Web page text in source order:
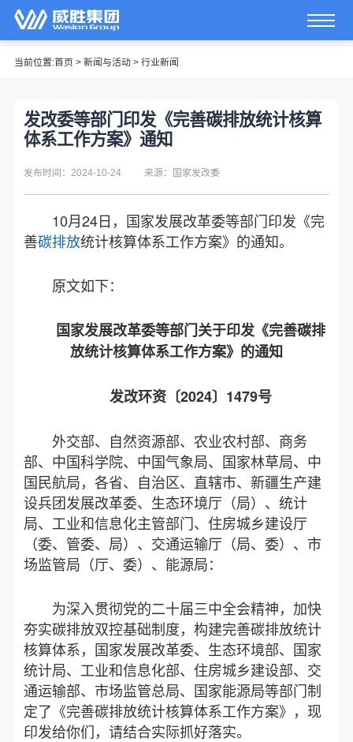
当前位置:首页 > 新闻与活动> 行业新闻
发改委等部门印发《完善碳排放统计核算
体系工作方案》通知
发布时间：2024-10-24 来源：国家发改委
10月24日，国家发展改革委等部门印发《完
善碳排放统计核算体系工作方案》的通知。
原文如下：
国家发展改革委等部门关于印发《完善碳排
放统计核算体系工作方案》的通知
发改环资〔2024〕1479号
外交部、自然资源部、农业农村部、商务
部、中国科学院、中国气象局、国家林草局、中
国民航局，各省、自治区、直辖市、新疆生产建
设兵团发展改革委、生态环境厅（局）、统计
局、工业和信息化主管部门、住房城乡建设厅
（委、管委、局）、交通运输厅（局、委）、市
场监管局（厅、委）、能源局：
为深入贯彻党的二十届三中全会精神，加快
夯实碳排放双控基础制度，构建完善碳排放统计
核算体系，国家发展改革委、生态环境部、国家
统计局、工业和信息化部、住房城乡建设部、交
通运输部、市场监管总局、国家能源局等部门制
定了《完善碳排放统计核算体系工作方案》，现
印发给你们，请结合实际抓好落实。